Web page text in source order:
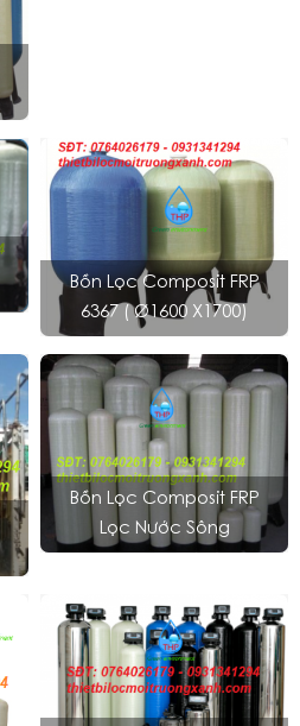
Bồn Lọc Composit FRP
6367 ( Ø1600 X1700)
Bồn Lọc Composit FRP
Lọc Nước Sông